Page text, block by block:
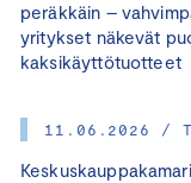
peräkkäin –
yritykset näkevät
kaksikäyttötuotteet
11.06.2026 /